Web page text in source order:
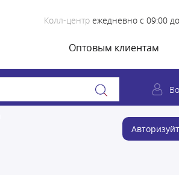
Колл-центр ежедневно с 09:00
Оптовым клиентам